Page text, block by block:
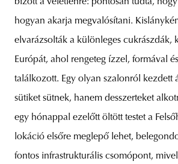
hogyan akarja megvalósítani.
elvarázsolták a különleges cukrászdák,
Európát, ahol rengeteg ízzel, formával
találkozott. Egy olyan szalonról kezdett
sütiket sütnek, hanem desszerteket
egy hónappal ezelőtt öltött testet a
lokáció elsőre meglepő lehet,
fontos infrastrukturális csomópont,